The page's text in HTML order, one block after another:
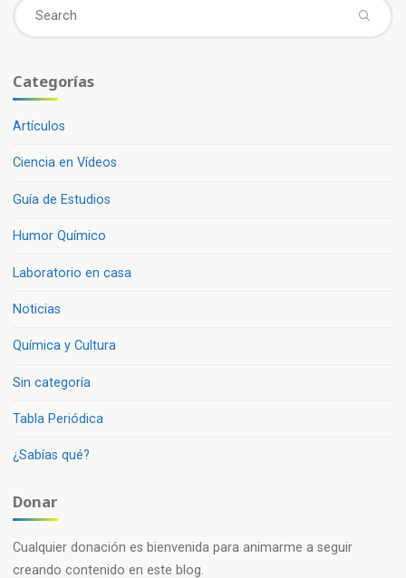
transgénica»
Categorías
Artículos
Ciencia en Vídeos
Guía de Estudios
Humor Químico
Laboratorio en casa
Noticias
Química y Cultura
Sin categoría
Tabla Periódica
¿Sabías qué?
Donar
Cualquier donación es bienvenida para animarme a seguir
creando contenido en este blog.